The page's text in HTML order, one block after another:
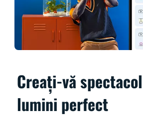
Creați-vă
lumini perfect